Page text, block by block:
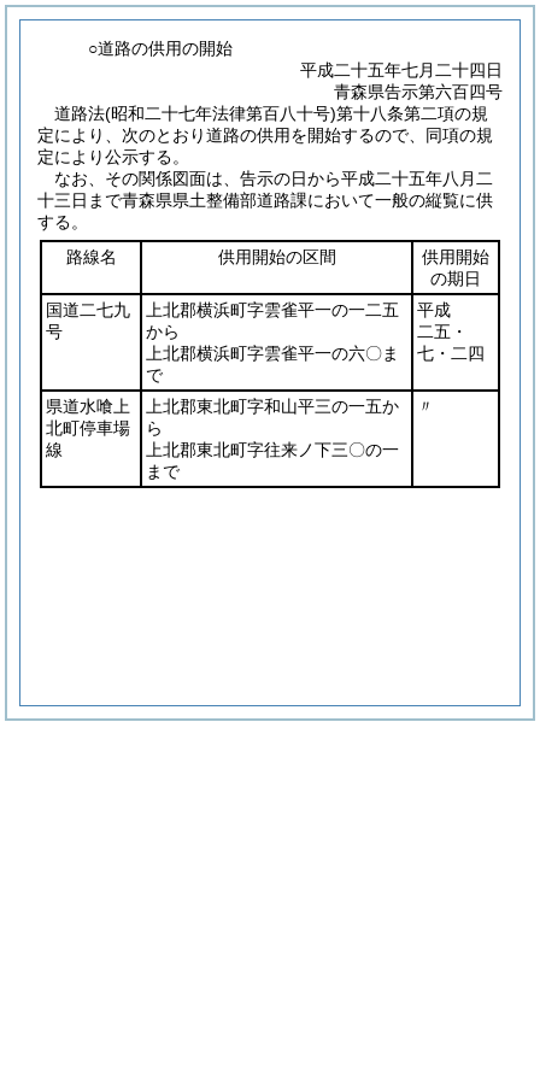
○道路の供用の開始
平成二十五年七月二十四日
青森県告示第六百四号
道路法(昭和二十七年法律第百八十号)第十八条第二項の規
定により、次のとおり道路の供用を開始するので、同項の規
定により公示する。
なお、その関係図面は、告示の日から平成二十五年八月二
十三日まで青森県県土整備部道路課において一般の縦覧に供
する。
路線名
供用開始の区間
供用開始
の期日
国道二七九
号
上北郡横浜町字雲雀平一の一二五
から
上北郡横浜町字雲雀平一の六〇ま
で
平成
二五・
七・二四
県道水喰上
北町停車場
線
上北郡東北町字和山平三の一五か
ら
上北郡東北町字往来ノ下三〇の一
まで
〃